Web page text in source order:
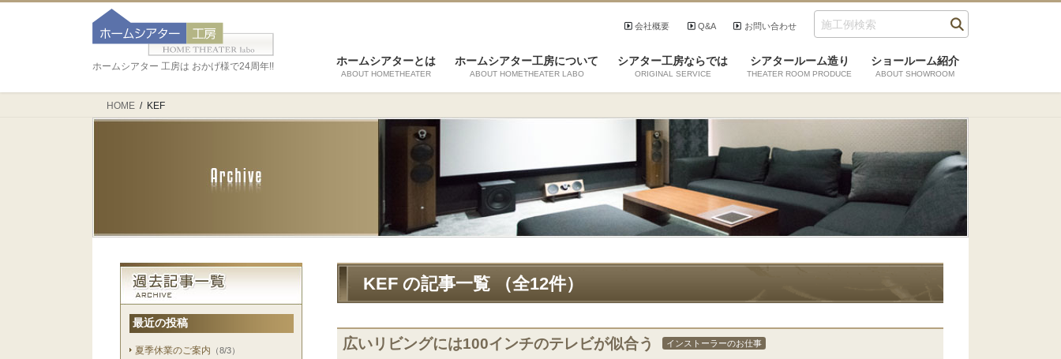
お問い合わせ
Q&A
会社概要
ホームシアター 工房は おかげ様で24周年!! ホームシアターとは
ABOUT HOMETHEATER
ホームシアター工房について
ABOUT HOMETHEATER LABO
シアター工房ならでは
ORIGINAL SERVICE
シアタールーム造り
THEATER ROOM PRODUCE
ショールーム紹介
ABOUT SHOWROOM
HOME KEF
最近の投稿
夏季休業のご案内 （8/3）
KEF の記事一覧 （全12件）
広いリビングには100インチのテレビが似合う インストーラーのお仕事